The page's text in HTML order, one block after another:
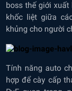
boss thế giới
khốc liệt giữa
khủng cho người
Tính năng auto
hợp để cày cấp